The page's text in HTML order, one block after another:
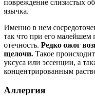
повреждение слизистых
язычка.
Именно в нем
так что при его малейшем
отечность. Редко ожог
щелочи. Такое
уксуса или эссенции, а
концентрированным
Аллергия